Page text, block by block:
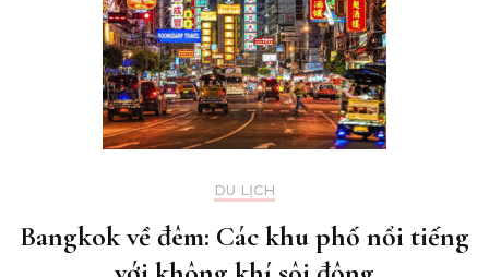
DU LỊCH
Bangkok về đêm: Các khu phố nổi tiếng